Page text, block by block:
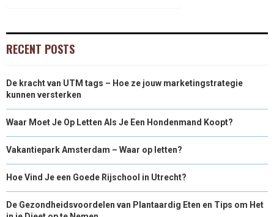
RECENT POSTS
De kracht van UTM tags – Hoe ze jouw marketingstrategie
kunnen versterken
Waar Moet Je Op Letten Als Je Een Hondenmand Koopt?
Vakantiepark Amsterdam – Waar op letten?
Hoe Vind Je een Goede Rijschool in Utrecht?
De Gezondheidsvoordelen van Plantaardig Eten en Tips om Het